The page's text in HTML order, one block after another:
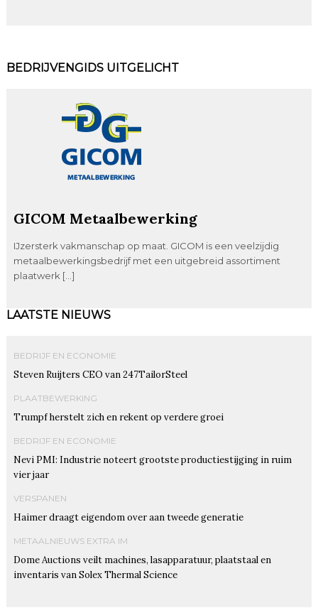
BEDRIJVENGIDS UITGELICHT
GICOM Metaalbewerking
IJzersterk vakmanschap op maat. GICOM is een veelzijdig
metaalbewerkingsbedrijf met een uitgebreid assortiment
plaatwerk […]
LAATSTE NIEUWS
BEDRIJF EN ECONOMIE
Steven Ruijters CEO van 247TailorSteel
PLAATBEWERKING
Trumpf herstelt zich en rekent op verdere groei
BEDRIJF EN ECONOMIE
Nevi PMI: Industrie noteert grootste productiestijging in ruim
vier jaar
VERSPANEN
Haimer draagt eigendom over aan tweede generatie
METAALNIEUWS EXTRA IM
Dome Auctions veilt machines, lasapparatuur, plaatstaal en
inventaris van Solex Thermal Science